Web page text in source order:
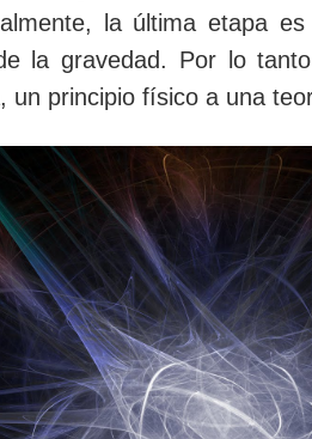
la última etapa
la gravedad. Por lo
un principio físico a una